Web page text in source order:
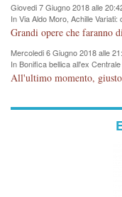
Giovedi 7 Giugno 2018 alle
In Via Aldo Moro, Achille
Mercoledi 6 Giugno 2018 alle
In Bonifica bellica all'ex